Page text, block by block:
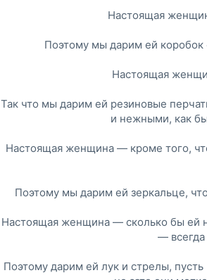
Настоящая
Поэтому мы дарим ей коробок
Настоящая
Так что мы дарим ей резиновые
и нежными, как
Настоящая женщина — кроме того,
Поэтому мы дарим ей зеркальце,
Настоящая женщина — сколько бы ей
— всегда
Поэтому дарим ей лук и стрелы,